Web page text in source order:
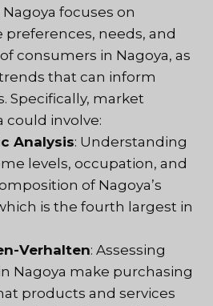
focuses on
needs, and
consumers in Nagoya, as
that can inform
Specifically, market
could involve:
Analysis: Understanding
levels, occupation, and
of Nagoya’s
is the fourth largest in
Verhalten: Assessing
Nagoya make purchasing
products and services